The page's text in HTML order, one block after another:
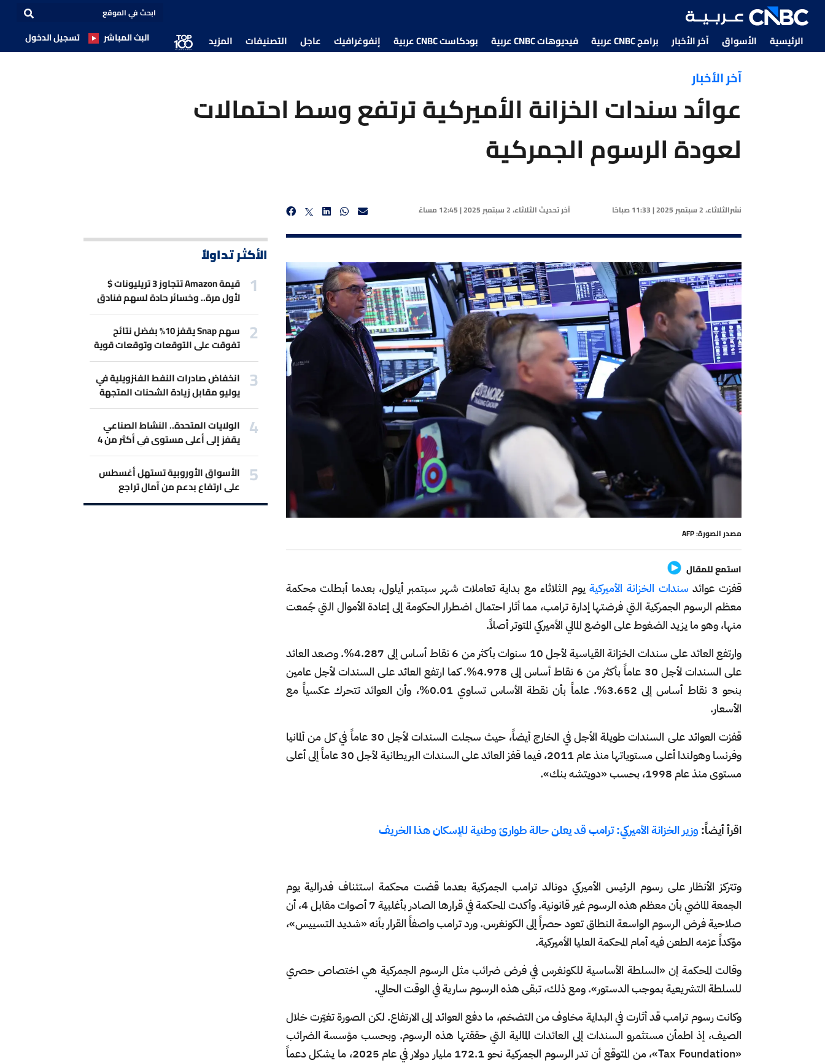
الرئيسية الأسواق آخر الأخبار برامج CNBC عربية فيديوهات CNBC عربية بودكاست CNBC عربية إنفوغرافيك عاجل التصنيفات المزيد البث المباشر تسجيل الدخول
آخر الأخبار
عوائد سندات الخزانة الأميركية ترتفع وسط احتمالات
لعودة الرسوم الجمركية
نشرالثلاثاء، 2 سبتمبر 2025 | 11:33 صباحًا آخر تحديثالثلاثاء، 2 سبتمبر 2025 | 12:45 مساءً
مصدر الصورة: AFP
استمع للمقال
قفزت عوائدسندات الخزانة الأميركيةيوم الثلاثاء مع بداية تعاملات شهر سبتمبر أيلول، بعدما أبطلت محكمة
معظم الرسوم الجمركية التي فرضتها إدارة ترامب، مما أثار احتمال اضطرار الحكومة إلى إعادة الأموال التي جُمعت
منها، وهو ما يزيد الضغوط على الوضع المالي الأميركي المتوتر أصلاً.
وارتفع العائد على سندات الخزانة القياسية لأجل 10 سنوات بأكثر من 6 نقاط أساس إلى 4.287%. وصعد العائد
على السندات لأجل 30 عاماً بأكثر من 6 نقاط أساس إلى 4.978%. كما ارتفع العائد على السندات لأجل عامين
بنحو 3 نقاط أساس إلى 3.652%. علماً بأن نقطة الأساس تساوي 0.01%، وأن العوائد تتحرك عكسياً مع
الأسعار.
قفزت العوائد على السندات طويلة الأجل في الخارج أيضاً، حيث سجلت السندات لأجل 30 عاماً في كل من ألمانيا
وفرنسا وهولندا أعلى مستوياتها منذ عام 2011، فيما قفز العائد على السندات البريطانية لأجل 30 عاماً إلى أعلى
مستوى منذ عام 1998، بحسب «دويتشه بنك».
اقرأ أيضاً: وزير الخزانة الأميركي: ترامب قد يعلن حالة طوارئ وطنية للإسكان هذا الخريف
وتتركز الأنظار على رسوم الرئيس الأميركي دونالد ترامب الجمركية بعدما قضت محكمة استئناف فدرالية يوم
الجمعة الماضي بأن معظم هذه الرسوم غير قانونية. وأكدت المحكمة في قرارها الصادر بأغلبية 7 أصوات مقابل 4، أن
صلاحية فرض الرسوم الواسعة النطاق تعود حصراً إلى الكونغرس. ورد ترامب واصفاً القرار بأنه «شديد التسييس»،
مؤكداً عزمه الطعن فيه أمام المحكمة العليا الأميركية.
وقالت المحكمة إن «السلطة الأساسية للكونغرس في فرض ضرائب مثل الرسوم الجمركية هي اختصاص حصري
للسلطة التشريعية بموجب الدستور». ومع ذلك، تبقى هذه الرسوم سارية في الوقت الحالي.
وكانت رسوم ترامب قد أثارت في البداية مخاوف من التضخم، ما دفع العوائد إلى الارتفاع. لكن الصورة تغيّرت خلال
الصيف، إذ اطمأن مستثمرو السندات إلى العائدات المالية التي حققتها هذه الرسوم. وبحسب مؤسسة الضرائب
«Tax Foundation»، من المتوقع أن تدر الرسوم الجمركية نحو 172.1 مليار دولار في عام 2025، ما يشكل دعماً
الأكثر تداولاً
قيمة Amazon تتجاوز 3 تريليونات $
لأول مرة.. وخسائر حادة لسهم فنادق
Marriott بسبب حرب إيران
سهم Snap يقفز 10% بفضل نتائج
تفوقت على التوقعات وتوقعات قوية
للمبيعات.
انخفاض صادرات النفط الفنزويلية في
يوليو مقابل زيادة الشحنات المتجهة
لأميركا
الولايات المتحدة.. النشاط الصناعي
يقفز إلى أعلى مستوى في أكثر من 4
سنوات
الأسواق الأوروبية تستهل أغسطس
على ارتفاع بدعم من آمال تراجع
التصعيد بين أميركا وإيران